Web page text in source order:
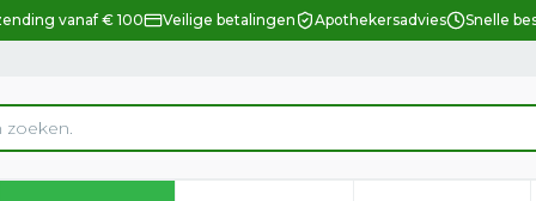
vanaf € 100 Veilige betalingen Apothekersadvies Snelle